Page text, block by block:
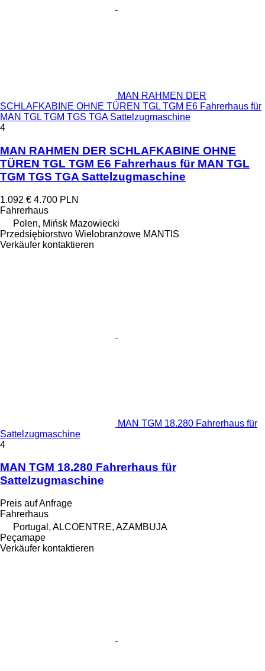
MAN RAHMEN DER
SCHLAFKABINE OHNE TÜREN TGL TGM E6 Fahrerhaus für
MAN TGL TGM TGS TGA Sattelzugmaschine
4
MAN RAHMEN DER SCHLAFKABINE OHNE
TÜREN TGL TGM E6 Fahrerhaus für MAN TGL
TGM TGS TGA Sattelzugmaschine
1.092 € 4.700 PLN
Fahrerhaus
Polen, Mińsk Mazowiecki
Przedsiębiorstwo Wielobranżowe MANTIS
Verkäufer kontaktieren
MAN TGM 18.280 Fahrerhaus für
Sattelzugmaschine
4
MAN TGM 18.280 Fahrerhaus für
Sattelzugmaschine
Preis auf Anfrage
Fahrerhaus
Portugal, ALCOENTRE, AZAMBUJA
Peçamape
Verkäufer kontaktieren